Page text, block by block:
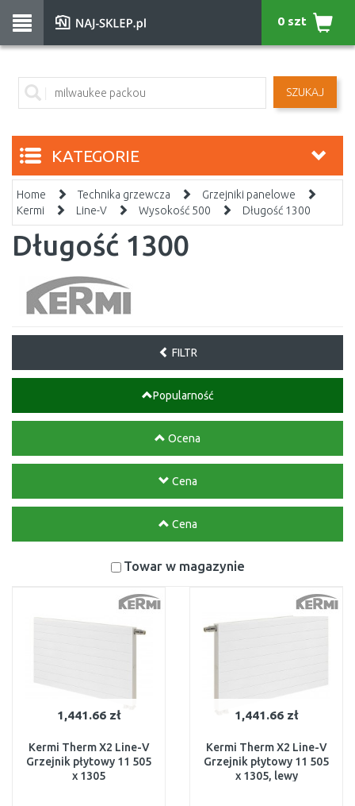
SZUKAJ
0 szt
KATEGORIE
Home Technika grzewcza
Grzejniki panelowe
Kermi
Line-V Wysokość 500 Długość 1300
Długość 1300
FILTR
Popularność
Ocena
Cena
Cena
Towar w magazynie
1,441.66 zł
Kermi Therm X2 Line-V
Grzejnik płytowy 11 505
x 1305
1,441.66 zł
Kermi Therm X2 Line-V
Grzejnik płytowy 11 505
x 1305, lewy